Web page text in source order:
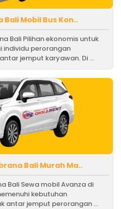
Mobil Bus Kon..
Bali Pilihan ekonomis untuk
individu perorangan
jemput karyawan. Di ...
Bali Murah Ma..
Bali Sewa mobil Avanza di
kebutuhan
antar jemput perorangan ...